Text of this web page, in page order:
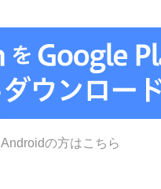
Androidの方はこちら